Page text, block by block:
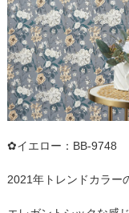
✿イエロー：BB-
2021年トレンドカラー